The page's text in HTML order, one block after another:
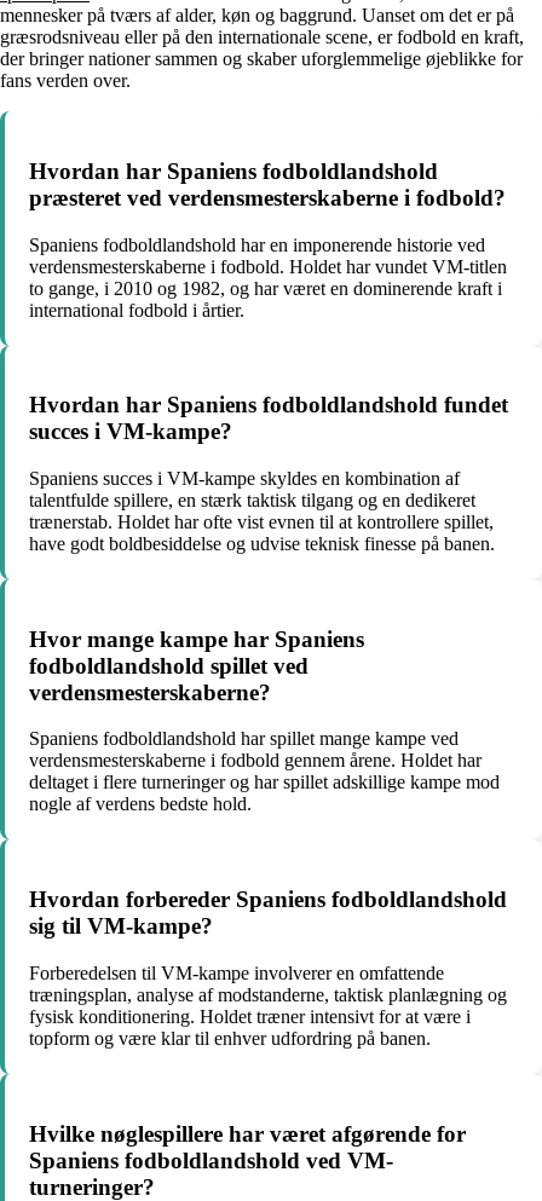
mennesker på tværs af alder, køn og baggrund. Uanset om det er på
græsrodsniveau eller på den internationale scene, er fodbold en kraft,
der bringer nationer sammen og skaber uforglemmelige øjeblikke for
fans verden over.
Hvordan har Spaniens fodboldlandshold
præsteret ved verdensmesterskaberne i fodbold?
Spaniens fodboldlandshold har en imponerende historie ved
verdensmesterskaberne i fodbold. Holdet har vundet VM-titlen
to gange, i 2010 og 1982, og har været en dominerende kraft i
international fodbold i årtier.
Hvordan har Spaniens fodboldlandshold fundet
succes i VM-kampe?
Spaniens succes i VM-kampe skyldes en kombination af
talentfulde spillere, en stærk taktisk tilgang og en dedikeret
trænerstab. Holdet har ofte vist evnen til at kontrollere spillet,
have godt boldbesiddelse og udvise teknisk finesse på banen.
Hvor mange kampe har Spaniens
fodboldlandshold spillet ved
verdensmesterskaberne?
Spaniens fodboldlandshold har spillet mange kampe ved
verdensmesterskaberne i fodbold gennem årene. Holdet har
deltaget i flere turneringer og har spillet adskillige kampe mod
nogle af verdens bedste hold.
Hvordan forbereder Spaniens fodboldlandshold
sig til VM-kampe?
Forberedelsen til VM-kampe involverer en omfattende
træningsplan, analyse af modstanderne, taktisk planlægning og
fysisk konditionering. Holdet træner intensivt for at være i
topform og være klar til enhver udfordring på banen.
Hvilke nøglespillere har været afgørende for
Spaniens fodboldlandshold ved VM-
turneringer?